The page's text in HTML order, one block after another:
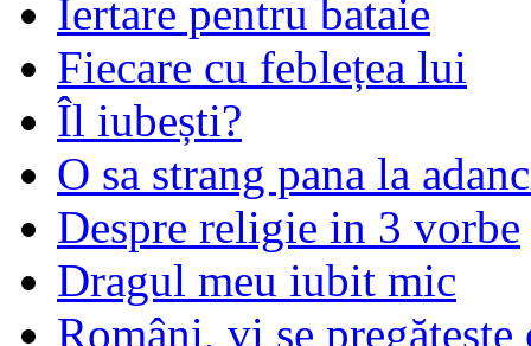
Iertare pentru bataie
Fiecare cu feblețea lui
Îl iubești?
O sa strang pana la
Despre religie in 3 vorbe
Dragul meu iubit mic
Români, vi se pregăteşte